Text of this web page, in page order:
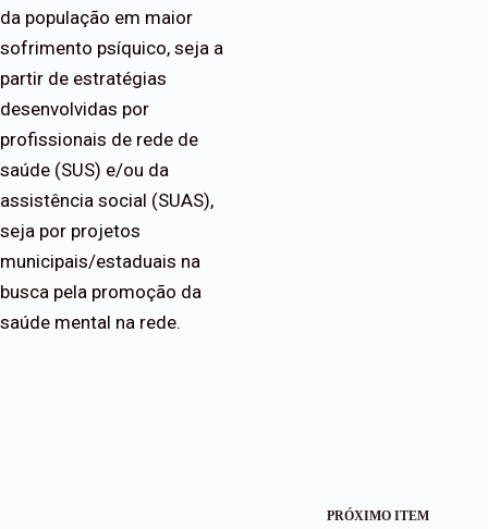
da população em maior
sofrimento psíquico, seja a
partir de estratégias
desenvolvidas por
profissionais de rede de
saúde (SUS) e/ou da
assistência social (SUAS),
seja por projetos
municipais/estaduais na
busca pela promoção da
saúde mental na rede.
PRÓXIMO ITEM